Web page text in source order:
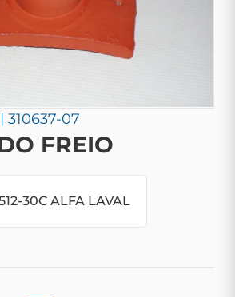
310637-07
FREIO
30C ALFA LAVAL